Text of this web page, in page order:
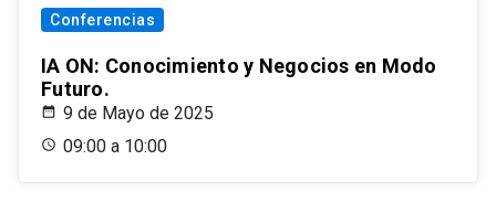
Conferencias
IA ON: Conocimiento y Negocios en Modo
Futuro.
9 de Mayo de 2025
09:00 a 10:00